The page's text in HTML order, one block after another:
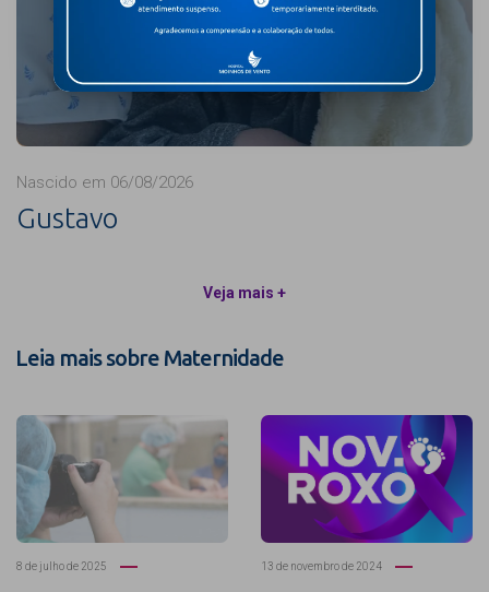
Nascido em 06/08/2026
Gustavo
Veja mais +
Leia mais sobre Maternidade
8 de julho de 2025 13 de novembro de 2024